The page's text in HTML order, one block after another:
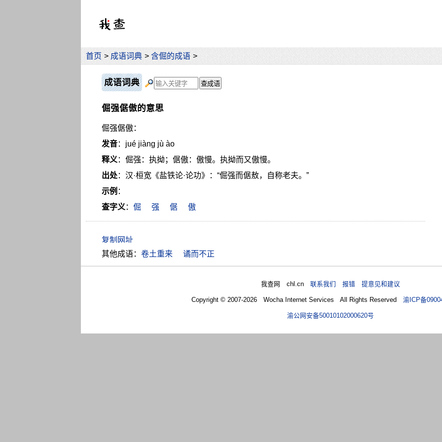
首页 > 成语词典 > 含倔的成语 >
成语词典
倔强倨傲的意思
倔强倨傲：
发音：jué jiàng jù ào
释义：倔强：执拗；倨傲：傲慢。执拗而又傲慢。
出处：汉·桓宽《盐铁论·论功》：“倔强而倨敖，自称老夫。”
示例 ：
查字义： 倔 强 倨 傲
其他成语： 卷土重来 谲而不正
我查网 chl.cn联系我们 报错 提意见和建议
Copyright © 2007-2026 Wocha Internet Services All Rights Reserved渝ICP备
渝公网安备50010102000620号